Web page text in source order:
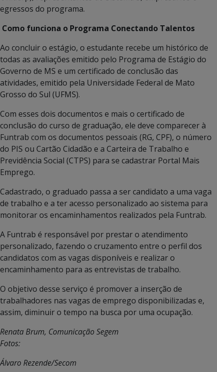
egressos do programa.
Como funciona o Programa Conectando Talentos
Ao concluir o estágio, o estudante recebe um histórico de
todas as avaliações emitido pelo Programa de Estágio do
Governo de MS e um certificado de conclusão das
atividades, emitido pela Universidade Federal de Mato
Grosso do Sul (UFMS).
Com esses dois documentos e mais o certificado de
conclusão do curso de graduação, ele deve comparecer à
Funtrab com os documentos pessoais (RG, CPF), o número
do PIS ou Cartão Cidadão e a Carteira de Trabalho e
Previdência Social (CTPS) para se cadastrar Portal Mais
Emprego.
Cadastrado, o graduado passa a ser candidato a uma vaga
de trabalho e a ter acesso personalizado ao sistema para
monitorar os encaminhamentos realizados pela Funtrab.
A Funtrab é responsável por prestar o atendimento
personalizado, fazendo o cruzamento entre o perfil dos
candidatos com as vagas disponíveis e realizar o
encaminhamento para as entrevistas de trabalho.
O objetivo desse serviço é promover a inserção de
trabalhadores nas vagas de emprego disponibilizadas e,
assim, diminuir o tempo na busca por uma ocupação.
Renata Brum, Comunicação Segem
Fotos:
Álvaro Rezende/Secom